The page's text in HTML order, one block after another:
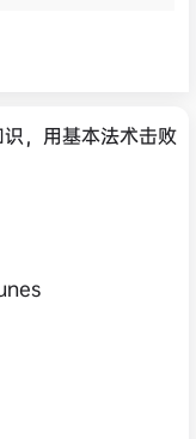
，用基本法术击败